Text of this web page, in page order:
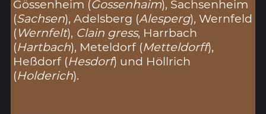
Gössenheim (Gossenhaim), Sachsenheim
(Sachsen), Adelsberg (Alesperg), Wernfeld
(Wernfelt), Clain gress, Harrbach
(Hartbach), Meteldorf (Metteldorff),
Heßdorf (Hesdorf) und Höllrich
(Holderich).